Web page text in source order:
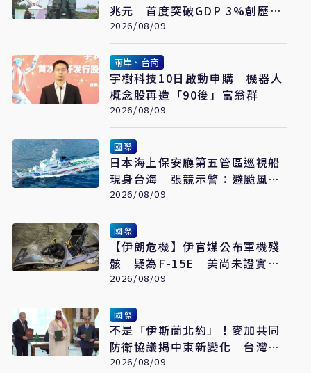
兆元 首度突破GDP 3%創歷史
新高
2026/08/09
兩岸、台商
宇樹科技10日啟動申購 機器人
概念股再造「90後」富翁群
2026/08/09
國際
日本海上保安廳第五管區巡視船
現身台海 張競示警：避颱風也
要關注航行動向
2026/08/09
國際
【伊朗危機】伊官媒公布軍機殘
骸 疑為F-15E 美尚未證實遭
擊落
2026/08/09
國際
不是「伊斯蘭北約」！麥加共同
防衛協議揭中東新變化 台灣該
看懂「多層次安全」
2026/08/09